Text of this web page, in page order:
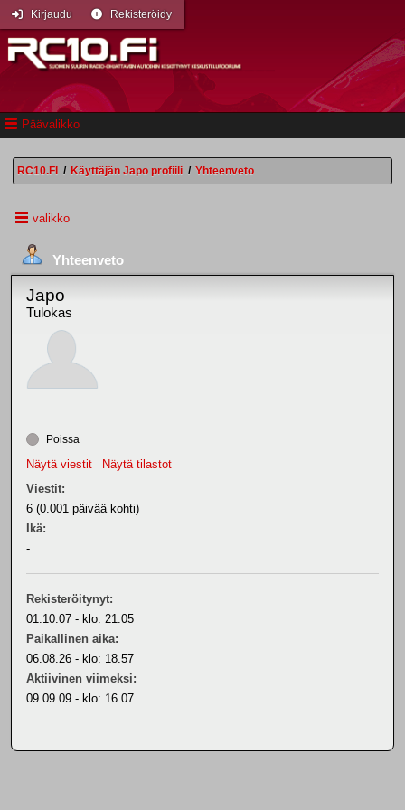
Päävalikko
Kirjaudu Rekisteröidy
RC10.FI / Käyttäjän Japo profiili / Yhteenveto
valikko
Yhteenveto
Japo
Tulokas
Poissa
Näytä viestit
Näytä tilastot
Viestit:
6 (0.001 päivää kohti)
Ikä:
-
Rekisteröitynyt:
01.10.07 - klo: 21.05
Paikallinen aika:
06.08.26 - klo: 18.57
Aktiivinen viimeksi:
09.09.09 - klo: 16.07